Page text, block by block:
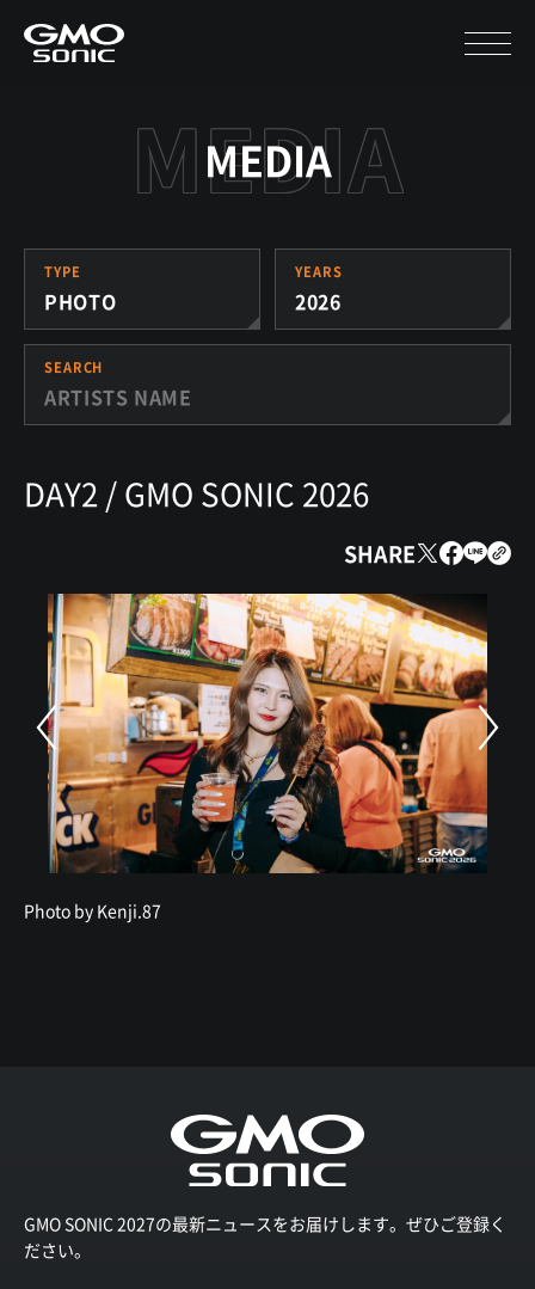
MEDIA
TYPE
PHOTO
YEARS
2026
SEARCH
DAY2 / GMO SONIC 2026
SHARE
Photo by Kenji.87
GMO SONIC 2027の最新ニュースをお届けします。ぜひご登録く
ださい。